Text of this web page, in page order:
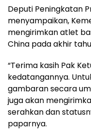
Deputi Peningkatan
menyampaikan,
mengirimkan atlet
China pada akhir
“Terima kasih Pak
kedatangannya.
gambaran secara
juga akan
serahkan dan
paparnya.